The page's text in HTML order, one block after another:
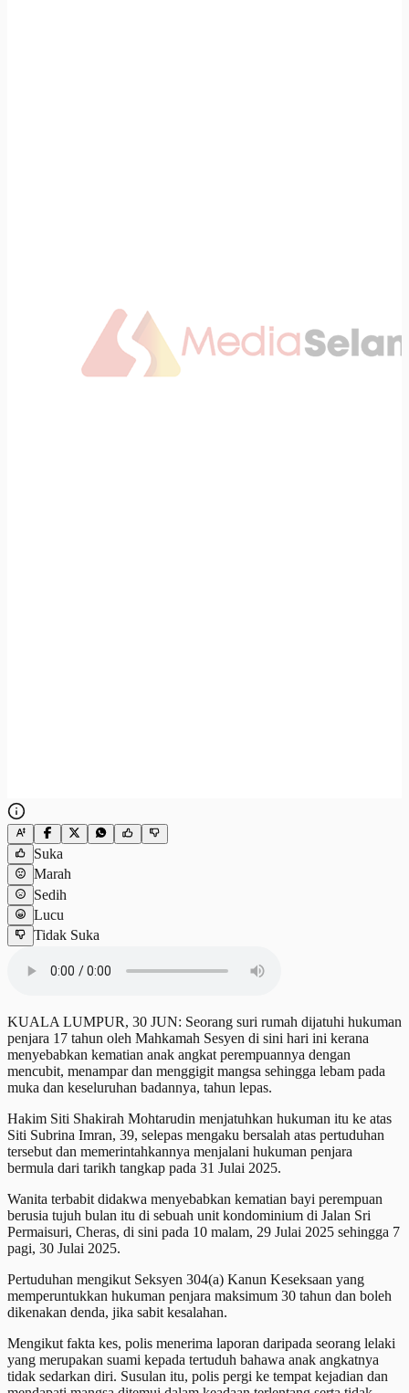
Suka
Marah
Sedih
Lucu
Tidak Suka
KUALA LUMPUR, 30 JUN: Seorang suri rumah dijatuhi hukuman
penjara 17 tahun oleh Mahkamah Sesyen di sini hari ini kerana
menyebabkan kematian anak angkat perempuannya dengan
mencubit, menampar dan menggigit mangsa sehingga lebam pada
muka dan keseluruhan badannya, tahun lepas.
Hakim Siti Shakirah Mohtarudin menjatuhkan hukuman itu ke atas
Siti Subrina Imran, 39, selepas mengaku bersalah atas pertuduhan
tersebut dan memerintahkannya menjalani hukuman penjara
bermula dari tarikh tangkap pada 31 Julai 2025.
Wanita terbabit didakwa menyebabkan kematian bayi perempuan
berusia tujuh bulan itu di sebuah unit kondominium di Jalan Sri
Permaisuri, Cheras, di sini pada 10 malam, 29 Julai 2025 sehingga 7
pagi, 30 Julai 2025.
Pertuduhan mengikut Seksyen 304(a) Kanun Keseksaan yang
memperuntukkan hukuman penjara maksimum 30 tahun dan boleh
dikenakan denda, jika sabit kesalahan.
Mengikut fakta kes, polis menerima laporan daripada seorang lelaki
yang merupakan suami kepada tertuduh bahawa anak angkatnya
tidak sedarkan diri. Susulan itu, polis pergi ke tempat kejadian dan